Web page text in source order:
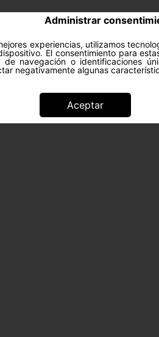
Administrar
experiencias, utilizamos
El consentimiento para
de navegación o identificaciones
negativamente algunas
Aceptar